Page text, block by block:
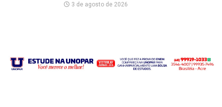
3 de agosto de 2026